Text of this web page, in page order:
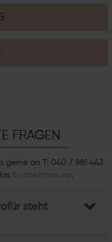
FRAGEN
gerne an T: 040 / 881 443
Kontaktformular.
steht